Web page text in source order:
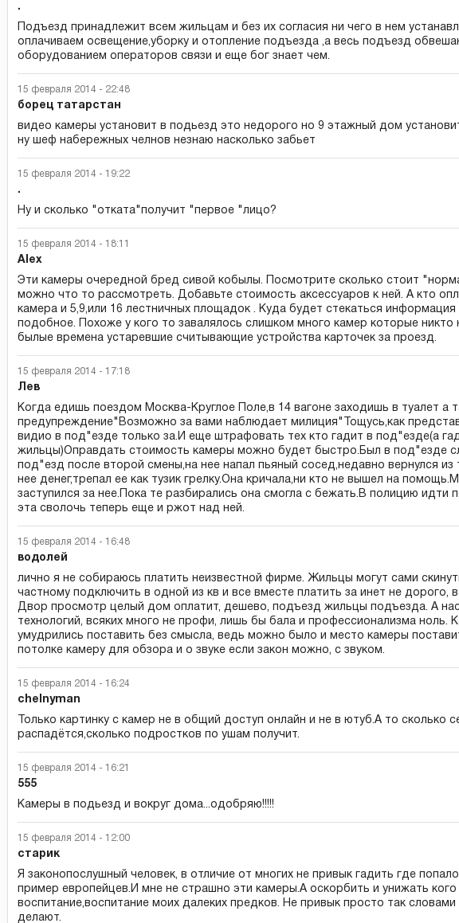
.
Подъезд принадлежит всем жильцам и без их согласия ни чего в нем
оплачиваем освещение,уборку и отопление подъезда ,а весь подъезд
оборудованием операторов связи и еще бог знает чем.
15 февраля 2014 - 22:48
борец татарстан
видео камеры установит в подьезд это недорого но 9 этажный дом
ну шеф набережных челнов незнаю насколько забьет
15 февраля 2014 - 19:22
.
Ну и сколько "отката"получит "первое "лицо?
15 февраля 2014 - 18:11
Alex
Эти камеры очередной бред сивой кобылы. Посмотрите сколько стоит
можно что то рассмотреть. Добавьте стоимость аксессуаров к ней. А кто
камера и 5,9,или 16 лестничных площадок . Куда будет стекаться информация
подобное. Похоже у кого то завалялось слишком много камер которые никто
былые времена устаревшие считывающие устройства карточек за проезд.
15 февраля 2014 - 17:18
Лев
Когда едишь поездом Москва-Круглое Поле,в 14 вагоне заходишь в туалет а
предупреждение"Возможно за вами наблюдает милиция"Тощусь,как
видио в под"езде только за.И еще штрафовать тех кто гадит в под"езде(а
жильцы)Оправдать стоимость камеры можно будет быстро.Был в под"езде
под"езд после второй смены,на нее напал пьяный сосед,недавно вернулся
нее денег,трепал ее как тузик грелку.Она кричала,ни кто не вышел на
заступился за нее.Пока те разбирались она смогла с бежать.В полицию идти
эта сволочь теперь еще и ржот над ней.
15 февраля 2014 - 16:48
водолей
лично я не собираюсь платить неизвестной фирме. Жильцы могут сами
частному подключить в одной из кв и все вместе платить за инет не дорого,
Двор просмотр целый дом оплатит, дешево, подъезд жильцы подъезда. А
технологий, всяких много не профи, лишь бы бала и профессионализма ноль.
умудрились поставить без смысла, ведь можно было и место камеры
потолке камеру для обзора и о звуке если закон можно, с звуком.
15 февраля 2014 - 16:24
chelnyman
Только картинку с камер не в общий доступ онлайн и не в ютуб.А то сколько
распадётся,сколько подростков по ушам получит.
15 февраля 2014 - 16:21
555
Камеры в подьезд и вокруг дома...одобряю!!!!!
15 февраля 2014 - 12:00
старик
Я законопослушный человек, в отличие от многих не привык гадить где
пример европейцев.И мне не страшно эти камеры.А оскорбить и унижать
воспитание,воспитание моих далеких предков. Не привык просто так словами
делают.